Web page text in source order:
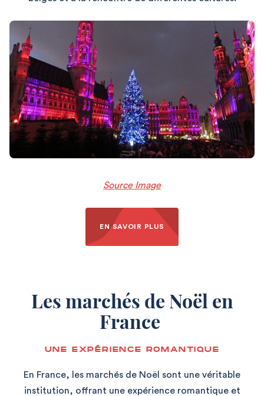
Source Image
EN SAVOIR PLUS
Les marchés de Noël en
France
UNE EXPÉRIENCE ROMANTIQUE
En France, les marchés de Noël sont une véritable
institution, offrant une expérience romantique et